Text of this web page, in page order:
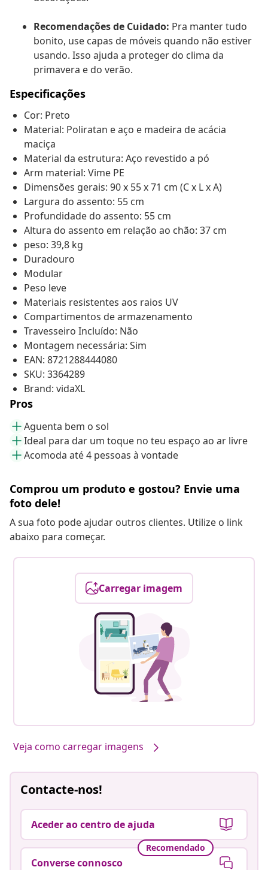
Recomendações de Cuidado: Pra manter tudo
bonito, use capas de móveis quando não estiver
usando. Isso ajuda a proteger do clima da
primavera e do verão.
Especificações
Cor: Preto
Material: Poliratan e aço e madeira de acácia
maciça
Material da estrutura: Aço revestido a pó
Arm material: Vime PE
Dimensões gerais: 90 x 55 x 71 cm (C x L x A)
Largura do assento: 55 cm
Profundidade do assento: 55 cm
Altura do assento em relação ao chão: 37 cm
peso: 39,8 kg
Duradouro
Modular
Peso leve
Materiais resistentes aos raios UV
Compartimentos de armazenamento
Travesseiro Incluído: Não
Montagem necessária: Sim
EAN: 8721288444080
SKU: 3364289
Brand: vidaXL
Pros
Aguenta bem o sol
Ideal para dar um toque no teu espaço ao ar livre
Acomoda até 4 pessoas à vontade
Comprou um produto e gostou? Envie uma
foto dele!
A sua foto pode ajudar outros clientes. Utilize o link
abaixo para começar.
Carregar imagem
Veja como carregar imagens
Contacte-nos!
Aceder ao centro de ajuda
Recomendado
Converse connosco